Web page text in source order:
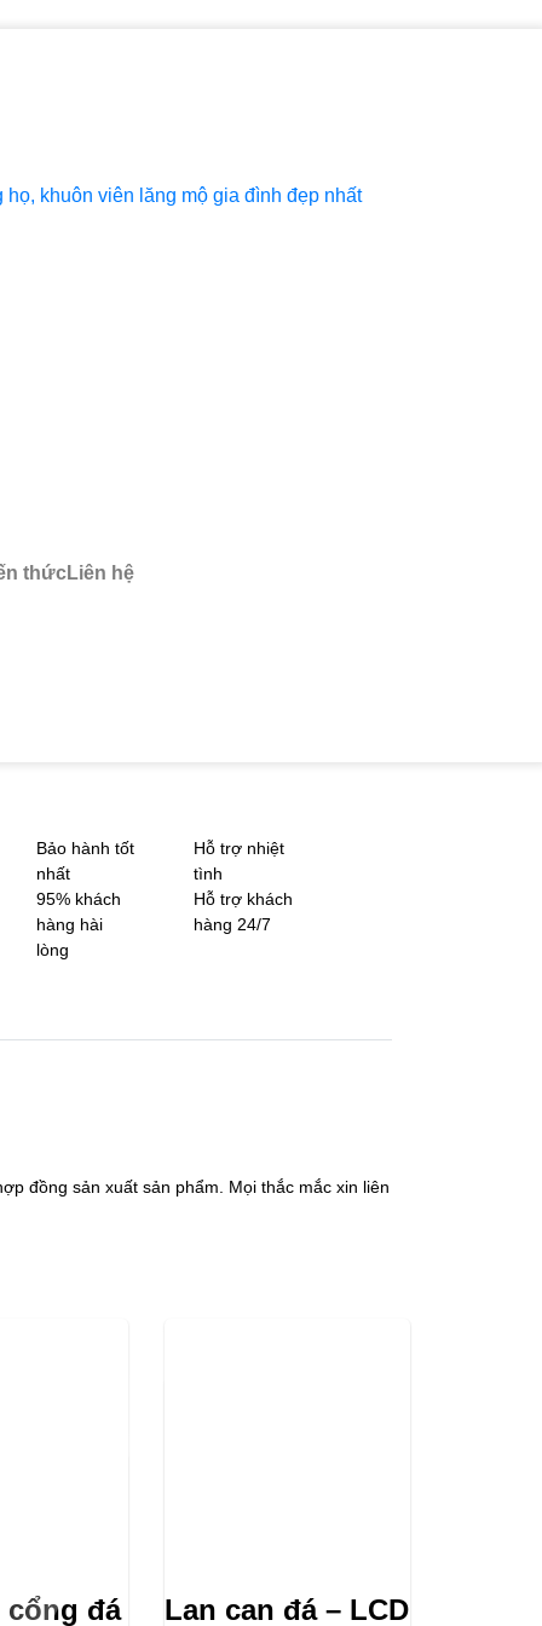
họ, khuôn viên lăng mộ gia đình đẹp nhất
thứcLiên hệ
Bảo hành tốt
nhất
95% khách
hàng hài
lòng
Hỗ trợ nhiệt
tình
Hỗ trợ khách
hàng 24/7
đồng sản xuất sản phẩm. Mọi thắc mắc xin liên
cổng đá Lan can đá – LCD